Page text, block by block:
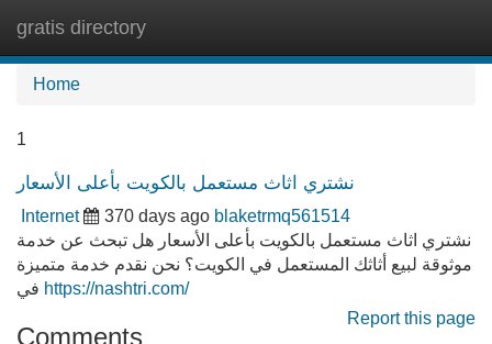
gratis directory
Home
1
نشتري اثاث مستعمل بالكويت بأعلى الأسعار
Internet 370 days ago blaketrmq561514
نشتري اثاث مستعمل بالكويت بأعلى الأسعار هل تبحث عن خدمة
موثوقة لبيع أثاثك المستعمل في الكويت؟ نحن نقدم خدمة متميزة
https://nashtri.com/
Report this page
Comments